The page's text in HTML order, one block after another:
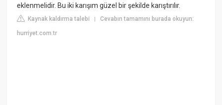
eklenmelidir. Bu iki karışım güzel bir şekilde karıştırılır.
Kaynak kaldırma talebi |Cevabın tamamını burada okuyun:
hurriyet.com.tr